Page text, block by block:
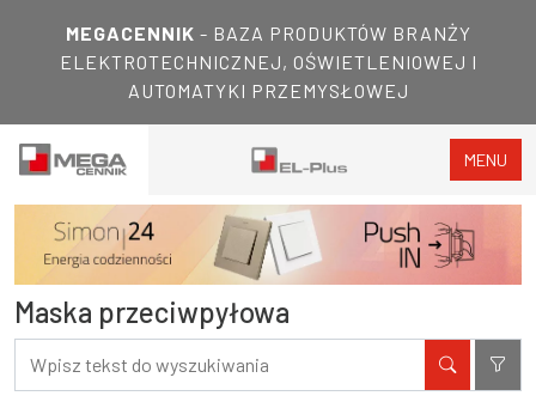
MEGACENNIK - BAZA PRODUKTÓW BRANŻY
ELEKTROTECHNICZNEJ, OŚWIETLENIOWEJ I
AUTOMATYKI PRZEMYSŁOWEJ
MENU
Maska przeciwpyłowa
Filtry